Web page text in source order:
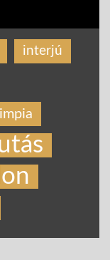
interjú